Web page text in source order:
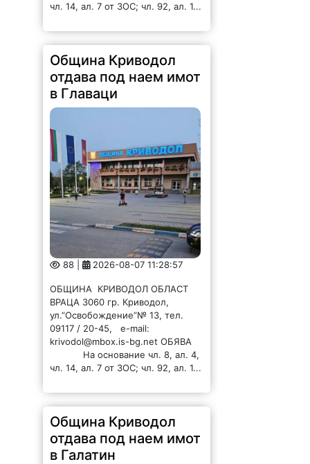
чл. 14, ал. 7 от ЗОС; чл. 92, ал. 1...
Община Криводол
отдава под наем имот
в Главаци
88 | 2026-08-07 11:28:57
ОБЩИНА КРИВОДОЛ ОБЛАСТ
ВРАЦА 3060 гр. Криводол,
ул.”Освобождение”№ 13, тел.
09117 / 20-45, e-mail:
krivodol@mbox.is-bg.net ОБЯВА
На основание чл. 8, ал. 4,
чл. 14, ал. 7 от ЗОС; чл. 92, ал. 1...
Община Криводол
отдава под наем имот
в Галатин